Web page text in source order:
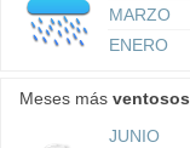
MARZO
ENERO
Meses más ventosos
JUNIO